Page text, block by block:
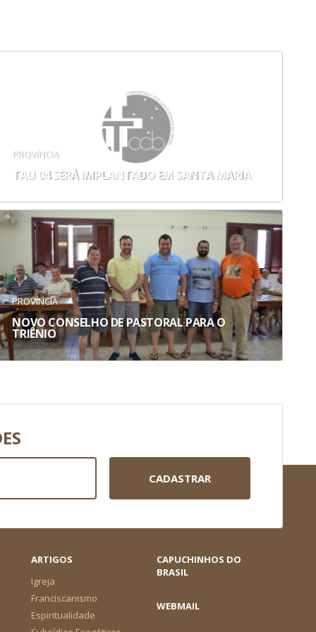
PROVÍNCIA
TAU 04 SERÁ IMPLANTADO EM SANTA MARIA
PROVÍNCIA
NOVO CONSELHO DE PASTORAL PARA O
TRIÊNIO
CADASTRAR
ARTIGOS
Igreja
Franciscanismo
Espiritualidade
CAPUCHINHOS DO
BRASIL
WEBMAIL